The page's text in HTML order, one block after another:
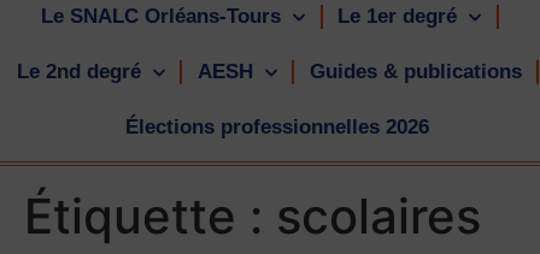
Le SNALC Orléans-Tours Le 1er degré
Le 2nd degré AESH Guides & publications
Élections professionnelles 2026
Étiquette : scolaires